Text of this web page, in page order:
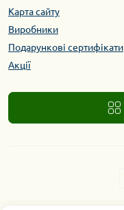
Карта сайту
Виробники
Подарункові сертифікати
Акції